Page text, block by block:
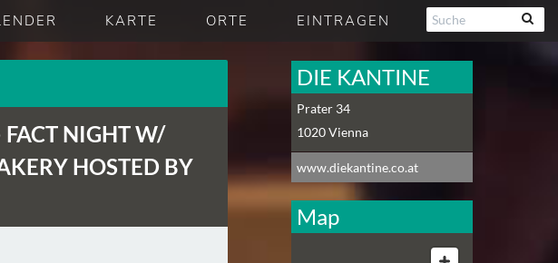
KARTE ORTE EINTRAGEN
NIGHT W/
HOSTED BY
DIE KANTINE
Prater 34
1020Vienna
www.diekantine.co.at
Map